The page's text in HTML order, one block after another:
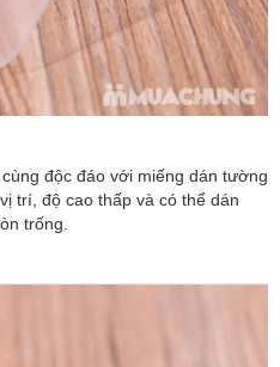
độc đáo với miếng dán tường
trí, độ cao thấp và có thể dán
trống.